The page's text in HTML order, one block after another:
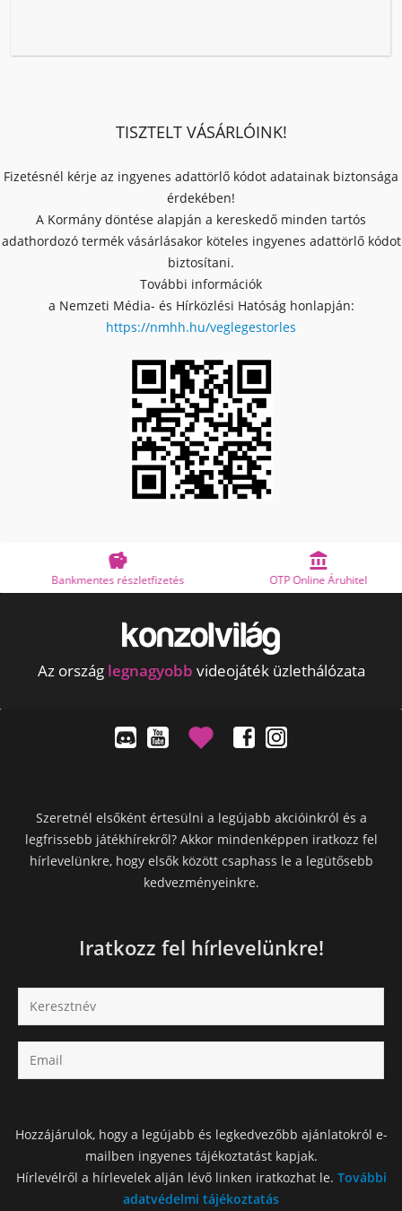
TISZTELT VÁSÁRLÓINK!
Fizetésnél kérje az ingyenes adattörlő kódot adatainak biztonsága
érdekében!
A Kormány döntése alapján a kereskedő minden tartós
adathordozó termék vásárlásakor köteles ingyenes adattörlő kódot
biztosítani.
További információk
a Nemzeti Média- és Hírközlési Hatóság honlapján:
https://nmhh.hu/veglegestorles

Bankmentes részletfizetés

OTP Online Áruhitel
Az ország legnagyobb videojáték üzlethálózata
Szeretnél elsőként értesülni a legújabb akcióinkról és a
legfrissebb játékhírekről? Akkor mindenképpen iratkozz fel
hírlevelünkre, hogy elsők között csaphass le a legütősebb
kedvezményeinkre.
Iratkozz fel hírlevelünkre!
Hozzájárulok, hogy a legújabb és legkedvezőbb ajánlatokról e-
mailben ingyenes tájékoztatást kapjak.
Hírlevélről a hírlevelek alján lévő linken iratkozhat le. További
adatvédelmi tájékoztatás